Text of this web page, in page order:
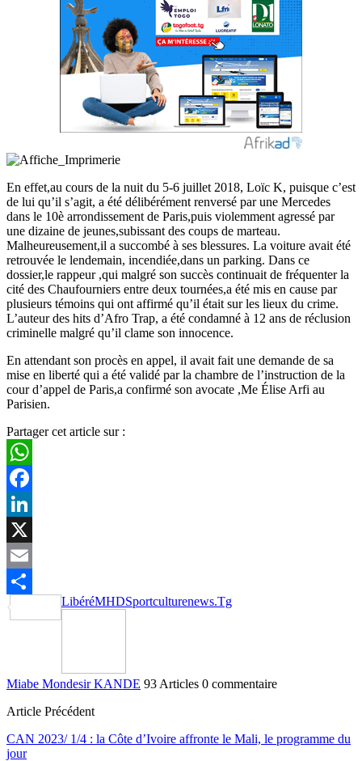
En effet,au cours de la nuit du 5-6 juillet 2018, Loïc K, puisque c’est
de lui qu’il s’agit, a été délibérément renversé par une Mercedes
dans le 10è arrondissement de Paris,puis violemment agressé par
une dizaine de jeunes,subissant des coups de marteau.
Malheureusement,il a succombé à ses blessures. La voiture avait été
retrouvée le lendemain, incendiée,dans un parking. Dans ce
dossier,le rappeur ,qui malgré son succès continuait de fréquenter la
cité des Chaufourniers entre deux tournées,a été mis en cause par
plusieurs témoins qui ont affirmé qu’il était sur les lieux du crime.
L’auteur des hits d’Afro Trap, a été condamné à 12 ans de réclusion
criminelle malgré qu’il clame son innocence.
En attendant son procès en appel, il avait fait une demande de sa
mise en liberté qui a été validé par la chambre de l’instruction de la
cour d’appel de Paris,a confirmé son avocate ,Me Élise Arfi au
Parisien.
Partager cet article sur :
WhatsApp
Facebook
LinkedIn
X
Email
Partager
LibéréMHDSportculturenews.Tg
Miabe Mondesir KANDE 93 Articles 0 commentaire
Article Précédent
CAN 2023/ 1/4 : la Côte d’Ivoire affronte le Mali, le programme du
jour